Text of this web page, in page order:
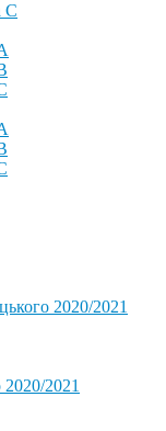
C
2020/2021
2020/2021